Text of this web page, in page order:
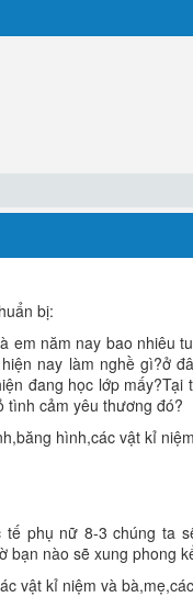
bị:
em năm nay bao nhiêu
nay làm nghề gì?ở
đang học lớp mấy?Tại
tình cảm yêu thương đó?
hình,các vật kỉ
phụ nữ 8-3 chúng ta
bạn nào sẽ xung phong
vật kỉ niệm và